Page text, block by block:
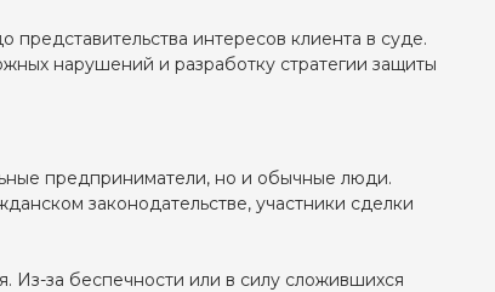
интересов клиента в суде.
нарушений и разработку стратегии защиты
предприниматели, но и обычные люди.
законодательстве, участники сделки
Из-за беспечности или в силу сложившихся